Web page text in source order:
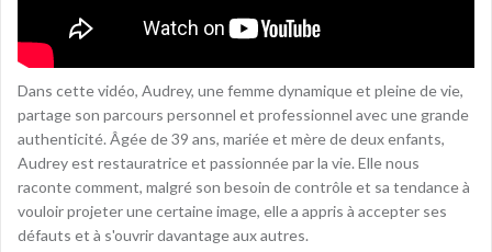
Dans cette vidéo, Audrey, une femme dynamique et pleine de vie,
partage son parcours personnel et professionnel avec une grande
authenticité. Âgée de 39 ans, mariée et mère de deux enfants,
Audrey est restauratrice et passionnée par la vie. Elle nous
raconte comment, malgré son besoin de contrôle et sa tendance à
vouloir projeter une certaine image, elle a appris à accepter ses
défauts et à s'ouvrir davantage aux autres.